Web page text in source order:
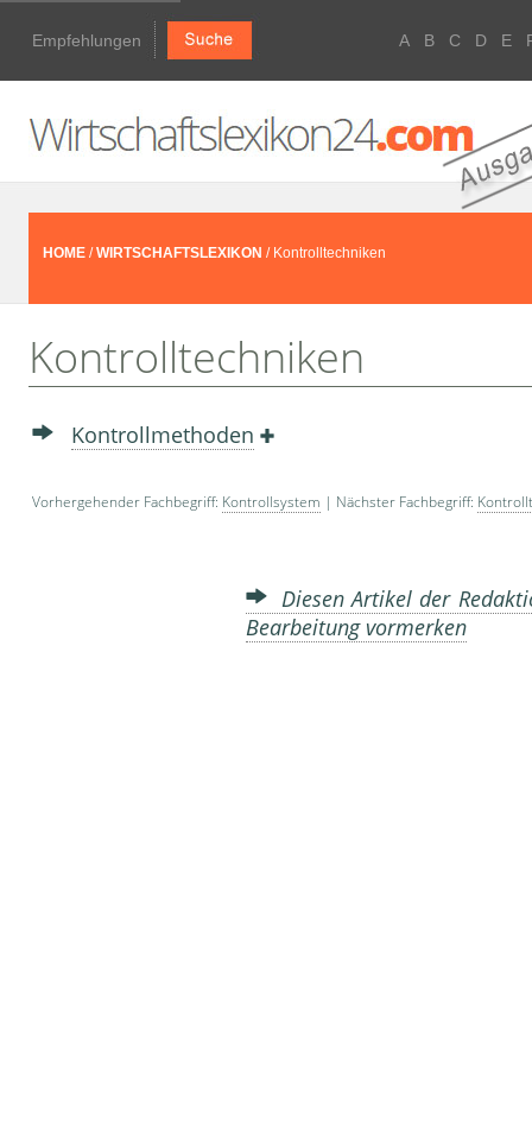
Empfehlungen A B C D E
HOME /WIRTSCHAFTSLEXIKON / Kontrolltechniken
Kontrolltechniken
Kontrollmethoden
Vorhergehender Fachbegriff: Kontrollsystem | Nächster Fachbegriff:
Diesen Artikel der
Bearbeitung vormerken